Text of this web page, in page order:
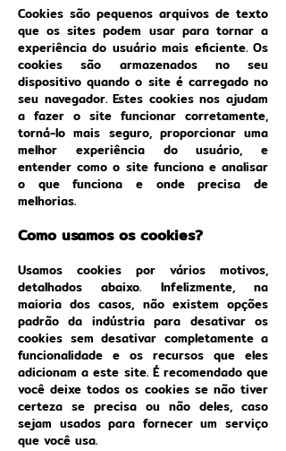
Cookies são pequenos arquivos de texto
que os sites podem usar para tornar a
experiência do usuário mais eficiente. Os
cookies são armazenados no seu
dispositivo quando o site é carregado no
seu navegador. Estes cookies nos ajudam
a fazer o site funcionar corretamente,
torná-lo mais seguro, proporcionar uma
melhor experiência do usuário, e
entender como o site funciona e analisar
o que funciona e onde precisa de
melhorias.
Como usamos os cookies?
Usamos cookies por vários motivos,
detalhados abaixo. Infelizmente, na
maioria dos casos, não existem opções
padrão da indústria para desativar os
cookies sem desativar completamente a
funcionalidade e os recursos que eles
adicionam a este site. É recomendado que
você deixe todos os cookies se não tiver
certeza se precisa ou não deles, caso
sejam usados para fornecer um serviço
que você usa.